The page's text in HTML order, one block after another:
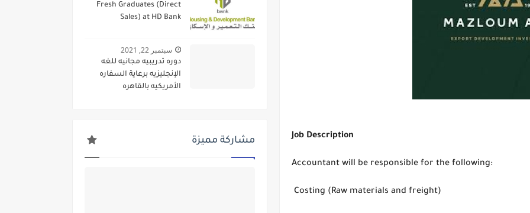
Job Description
Accountant will be responsible for the following:
Costing (Raw materials and freight)
Fresh Graduates (Direct
Sales) at HD Bank
سبتمبر 22, 2021
دوره تدريبيه مجانيه للغه
الإنجليزيه برعاية السفاره
الأمريكيه بالقاهره
مشاركة مميزة